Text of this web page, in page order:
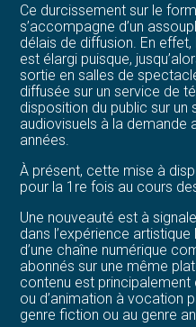
Ce durcissement sur le
s’accompagne d’un
délais de diffusion. En
est élargi puisque,
sortie en salles de
diffusée sur un service de
disposition du public sur un
audiovisuels à la demande
années.
À présent, cette mise à
pour la 1re fois au cours
Une nouveauté est à
dans l’expérience
d’une chaîne numérique
abonnés sur une même
contenu est
ou d’animation à vocation
genre fiction ou au genre